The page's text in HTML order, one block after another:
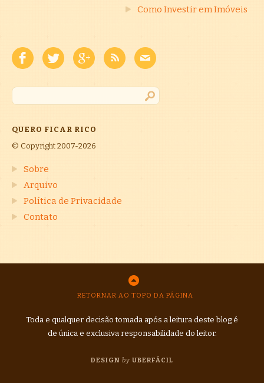
Como Investir em Imóveis
QUERO FICAR RICO
© Copyright 2007-2026
Sobre
Arquivo
Política de Privacidade
Contato
RETORNAR AO TOPO DA PÁGINA
Toda e qualquer decisão tomada após a leitura deste blog é
de única e exclusiva responsabilidade do leitor.
DESIGN by UBERFÁCIL